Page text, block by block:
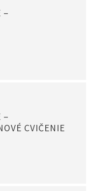
–
–
CVIČENIE